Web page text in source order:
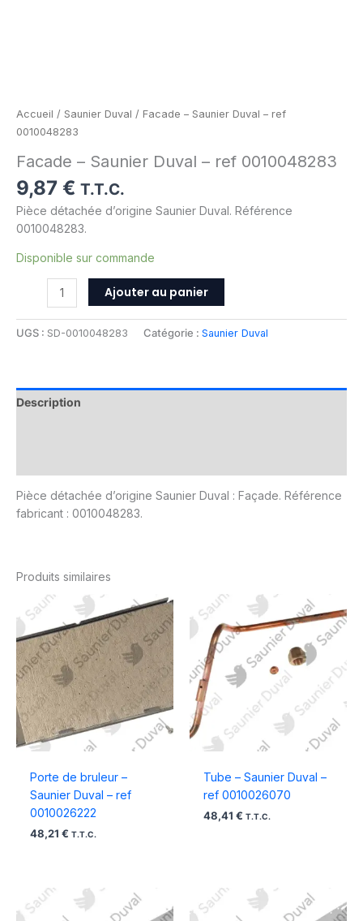
Accueil / Saunier Duval / Facade – Saunier Duval – ref
0010048283
Facade – Saunier Duval – ref 0010048283
9,87 € T.T.C.
Pièce détachée d’origine Saunier Duval. Référence
0010048283.
Disponible sur commande
Ajouter au panier
UGS : SD-0010048283 Catégorie : Saunier Duval
Description
Pièce détachée d’origine Saunier Duval : Façade. Référence
fabricant : 0010048283.
Produits similaires
Porte de bruleur –
Saunier Duval – ref
0010026222
48,21 € T.T.C.
Tube – Saunier Duval –
ref 0010026070
48,41 € T.T.C.